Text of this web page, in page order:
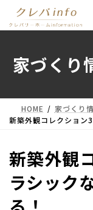
テ
キ
ゲ
に
家づくり
HOME
家づくり
新築外観コレクション
新築外観
ラシック